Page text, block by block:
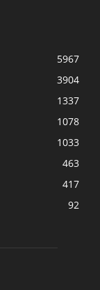
5967
3904
1337
1078
1033
463
417
92